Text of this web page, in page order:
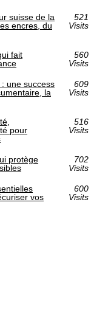
suisse de la
encres, du
521
Visits
fait
560
Visits
une success
la
609
Visits
pour
516
Visits
protège
702
Visits
vos
600
Visits